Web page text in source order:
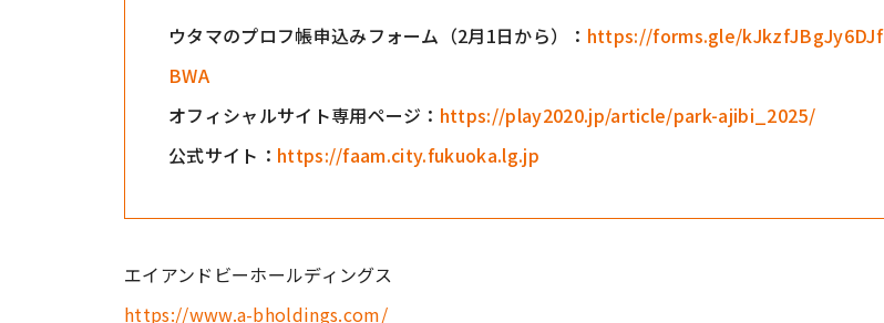
ウタマのプロフ帳申込みフォーム（2月1日から）： https://forms.gle/kJkzfJBgJy6DJf
BWA
オフィシャルサイト専用ページ： https://play2020.jp/article/park-ajibi_2025/
公式サイト： https://faam.city.fukuoka.lg.jp
エイアンドビーホールディングス
https://www.a-bholdings.com/